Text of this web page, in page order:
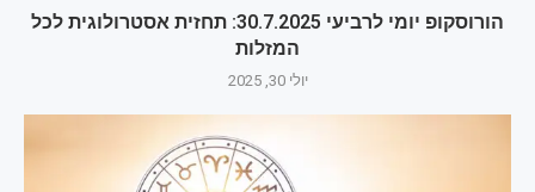
הורוסקופ יומי לרביעי 30.7.2025: תחזית אסטרולוגית לכל
המזלות
יולי 30, 2025